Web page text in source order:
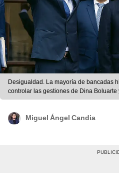
Desigualdad. La mayoría de bancadas
controlar las gestiones de Dina
Contreras/La República
Miguel Ángel Candia